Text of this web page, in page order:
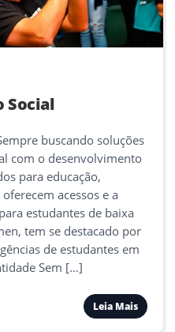
Social
buscando soluções
com o desenvolvimento
para educação,
acessos e a
estudantes de baixa
tem se destacado por
de estudantes em
Sem […]
Leia Mais